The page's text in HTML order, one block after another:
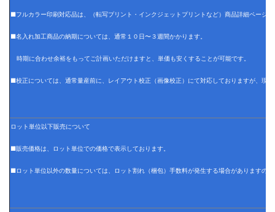
■フルカラー印刷対応品は、（転写プリント・インクジェットプリントなど）商品詳細ページ
■名入れ加工商品の納期については、通常１０日〜３週間かかります。
時期に合わせ余裕をもってご計画いただけますと、単価も安くすることが可能です。
■校正については、通常量産前に、レイアウト校正（画像校正）にて対応しておりますが、現
ロット単位以下販売について
■販売価格は、ロット単位での価格で表示しております。
■ロット単位以外の数量については、ロット割れ（梱包）手数料が発生する場合がありますの